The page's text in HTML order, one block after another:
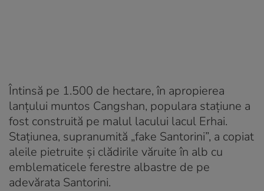
Întinsă pe 1.500 de hectare, în apropierea
lanțului muntos Cangshan, populara stațiune a
fost construită pe malul lacului lacul Erhai.
Stațiunea, supranumită „fake Santorini”, a copiat
aleile pietruite și clădirile văruite în alb cu
emblematicele ferestre albastre de pe
adevărata Santorini.